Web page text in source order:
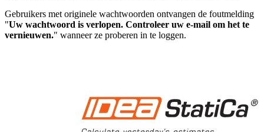
Gebruikers met originele wachtwoorden ontvangen de foutmelding
"Uw wachtwoord is verlopen. Controleer uw e-mail om het te
vernieuwen." wanneer ze proberen in te loggen.